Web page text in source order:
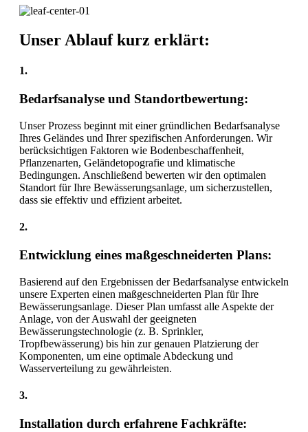
Unser Ablauf kurz erklärt:
1.
Bedarfsanalyse und Standortbewertung:
Unser Prozess beginnt mit einer gründlichen Bedarfsanalyse
Ihres Geländes und Ihrer spezifischen Anforderungen. Wir
berücksichtigen Faktoren wie Bodenbeschaffenheit,
Pflanzenarten, Geländetopografie und klimatische
Bedingungen. Anschließend bewerten wir den optimalen
Standort für Ihre Bewässerungsanlage, um sicherzustellen,
dass sie effektiv und effizient arbeitet.
2.
Entwicklung eines maßgeschneiderten Plans:
Basierend auf den Ergebnissen der Bedarfsanalyse entwickeln
unsere Experten einen maßgeschneiderten Plan für Ihre
Bewässerungsanlage. Dieser Plan umfasst alle Aspekte der
Anlage, von der Auswahl der geeigneten
Bewässerungstechnologie (z. B. Sprinkler,
Tropfbewässerung) bis hin zur genauen Platzierung der
Komponenten, um eine optimale Abdeckung und
Wasserverteilung zu gewährleisten.
3.
Installation durch erfahrene Fachkräfte: